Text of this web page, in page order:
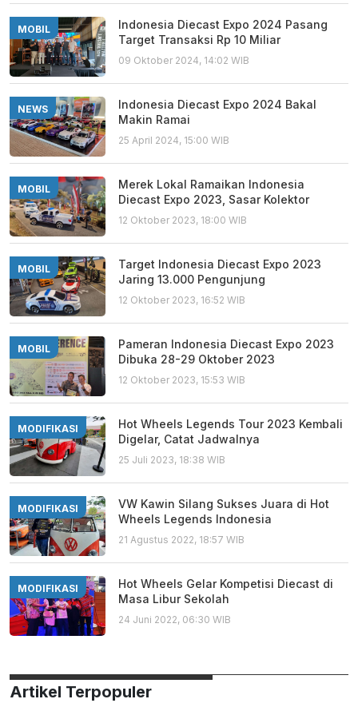
MOBIL
Indonesia Diecast Expo 2024 Pasang
Target Transaksi Rp 10 Miliar
09 Oktober 2024, 14:02 WIB
NEWS
Indonesia Diecast Expo 2024 Bakal
Makin Ramai
25 April 2024, 15:00 WIB
MOBIL
Merek Lokal Ramaikan Indonesia
Diecast Expo 2023, Sasar Kolektor
12 Oktober 2023, 18:00 WIB
MOBIL
Target Indonesia Diecast Expo 2023
Jaring 13.000 Pengunjung
12 Oktober 2023, 16:52 WIB
MOBIL
Pameran Indonesia Diecast Expo 2023
Dibuka 28-29 Oktober 2023
12 Oktober 2023, 15:53 WIB
MODIFIKASI
Hot Wheels Legends Tour 2023 Kembali
Digelar, Catat Jadwalnya
25 Juli 2023, 18:38 WIB
MODIFIKASI
VW Kawin Silang Sukses Juara di Hot
Wheels Legends Indonesia
21 Agustus 2022, 18:57 WIB
MODIFIKASI
Hot Wheels Gelar Kompetisi Diecast di
Masa Libur Sekolah
24 Juni 2022, 06:30 WIB
Artikel Terpopuler